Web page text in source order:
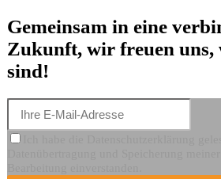
Gemeinsam in eine
Zukunft, wir freuen uns,
sind!